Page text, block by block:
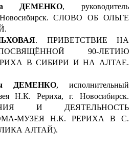
ДЕМЕНКО, руководитель
Новосибирск. СЛОВО ОБ ОЛЬГЕ
. ПРИВЕТСТВИЕ НА
90-ЛЕТИЮ
В СИБИРИ И НА АЛТАЕ.
ДЕМЕНКО, исполнительный
Н.К. Рериха, г. Новосибирск.
И ДЕЯТЕЛЬНОСТЬ
МУЗЕЯ Н.К. РЕРИХА В С.
АЛТАЙ).